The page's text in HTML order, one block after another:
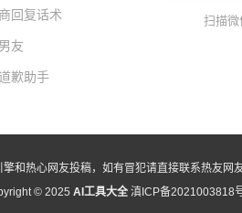
回复话术
友
歉助手
扫描微
和热心网友投稿，如有冒犯请直接联系热友网
© 2025 AI工具大全 滇ICP备2021003818